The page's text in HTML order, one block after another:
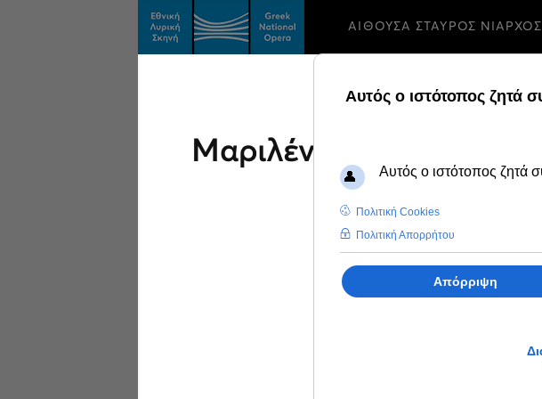
ΑΙΘΟΥΣΑ ΣΤΑΥΡΟΣ ΝΙΑΡΧΟΣ
Μαριλένα Δωρή